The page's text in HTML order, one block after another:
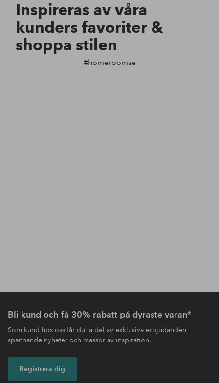
Inspireras av våra
kunders favoriter &
shoppa stilen
#homeroomse
Bli kund och få 30% rabatt på dyraste varan*
Som kund hos oss får du ta del av exklusiva erbjudanden,
spännande nyheter och massor av inspiration.
Registrera dig